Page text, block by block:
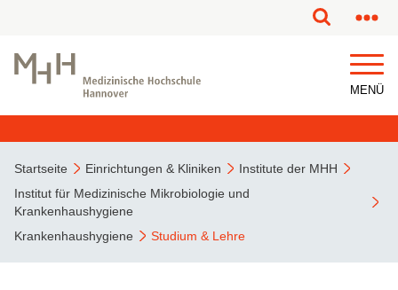
MENÜ
Startseite Einrichtungen & Kliniken
Institute der MHH
Institut für Medizinische Mikrobiologie und
Krankenhaushygiene
Krankenhaushygiene
Studium & Lehre